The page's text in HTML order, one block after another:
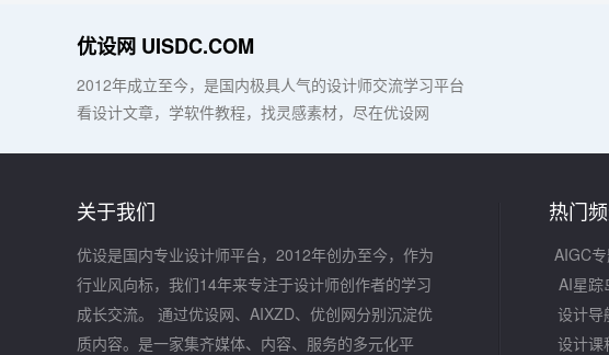
优设网 UISDC.COM
2012年成立至今，是国内极具人气的设计师交流学习平台
看设计文章，学软件教程，找灵感素材，尽在优设网
关于我们
优设是国内专业设计师平台，2012年创办至今，作为
行业风向标，我们14年来专注于设计师创作者的学习
成长交流。 通过优设网、AIXZD、优创网分别沉淀优
质内容。是一家集齐媒体、内容、服务的多元化平
热门
AIGC
AI星踪
设计导
设计课